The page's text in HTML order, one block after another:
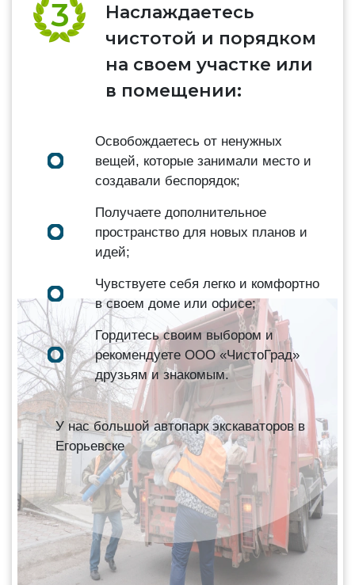
Наслаждаетесь
чистотой и порядком
на своем участке или
в помещении:
Освобождаетесь от ненужных
вещей, которые занимали место и
создавали беспорядок;
Получаете дополнительное
пространство для новых планов и
идей;
Чувствуете себя легко и комфортно
в своем доме или офисе;
Гордитесь своим выбором и
рекомендуете ООО «ЧистоГрад»
друзьям и знакомым.
У нас большой автопарк экскаваторов в
Егорьевске